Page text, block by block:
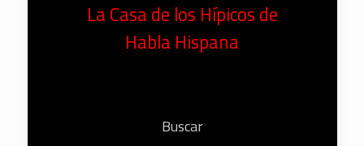
La Casa de los Hípicos de
Habla Hispana
Buscar